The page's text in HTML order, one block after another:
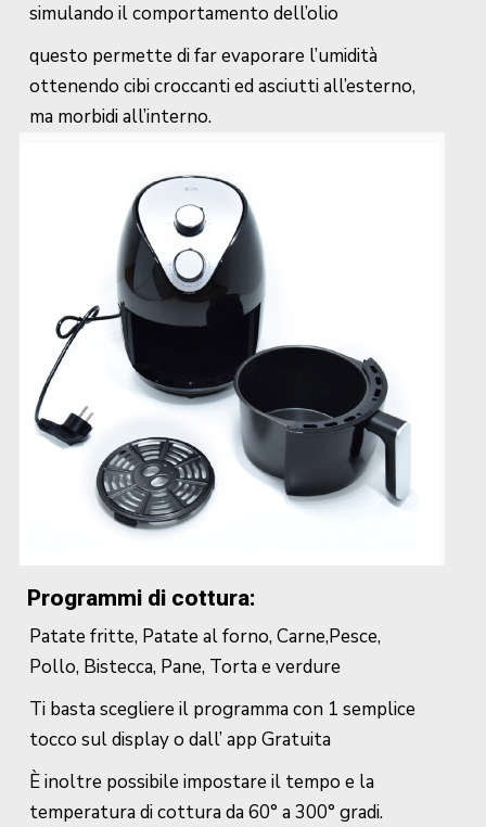
simulando il comportamento dell’olio
questo permette di far evaporare l’umidità
ottenendo cibi croccanti ed asciutti all’esterno,
ma morbidi all’interno.
Programmi di cottura:
Patate fritte, Patate al forno, Carne,Pesce,
Pollo, Bistecca, Pane, Torta e verdure
Ti basta scegliere il programma con 1 semplice
tocco sul display o dall’ app Gratuita
È inoltre possibile impostare il tempo e la
temperatura di cottura da 60° a 300° gradi.